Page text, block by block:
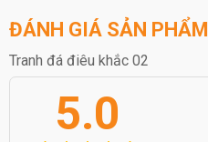
ĐÁNH GIÁ SẢN PHẨM
Tranh đá điêu khắc 02
5.0